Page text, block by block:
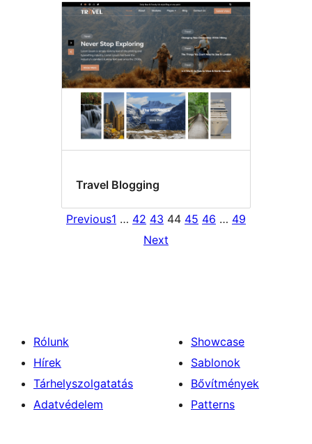
Travel Blogging
Previous1 … 42 43 44 45 46 … 49
Next
Rólunk
Hírek
Tárhelyszolgatatás
Adatvédelem
Showcase
Sablonok
Bővítmények
Patterns